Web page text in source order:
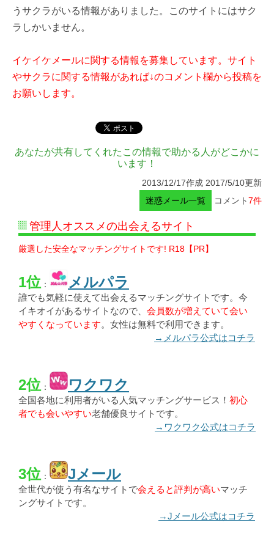
うサクラがいる情報がありました。このサイトにはサク
ラしかいません。
イケイケメールに関する情報を募集しています。サイト
やサクラに関する情報があれば↓のコメント欄から投稿を
お願いします。
あなたが共有してくれたこの情報で助かる人がどこかに
います！
2013/12/17作成 2017/5/10更新
迷惑メール一覧
コメント7件
管理人オススメの出会えるサイト
厳選した安全なマッチングサイトです! R18【PR】
1位 ： メルパラ
誰でも気軽に使えて出会えるマッチングサイトです。今
イキオイがあるサイトなので、 会員数が増えていて会い
やすくなっています。女性は無料で利用できます。
→メルパラ公式はコチラ
2位 ： ワクワク
全国各地に利用者がいる人気マッチングサービス！ 初心
者でも会いやすい老舗優良サイトです。
→ワクワク公式はコチラ
3位 ： Jメール
全世代が使う有名なサイトで会えると評判が高いマッチ
ングサイトです。
→Jメール公式はコチラ